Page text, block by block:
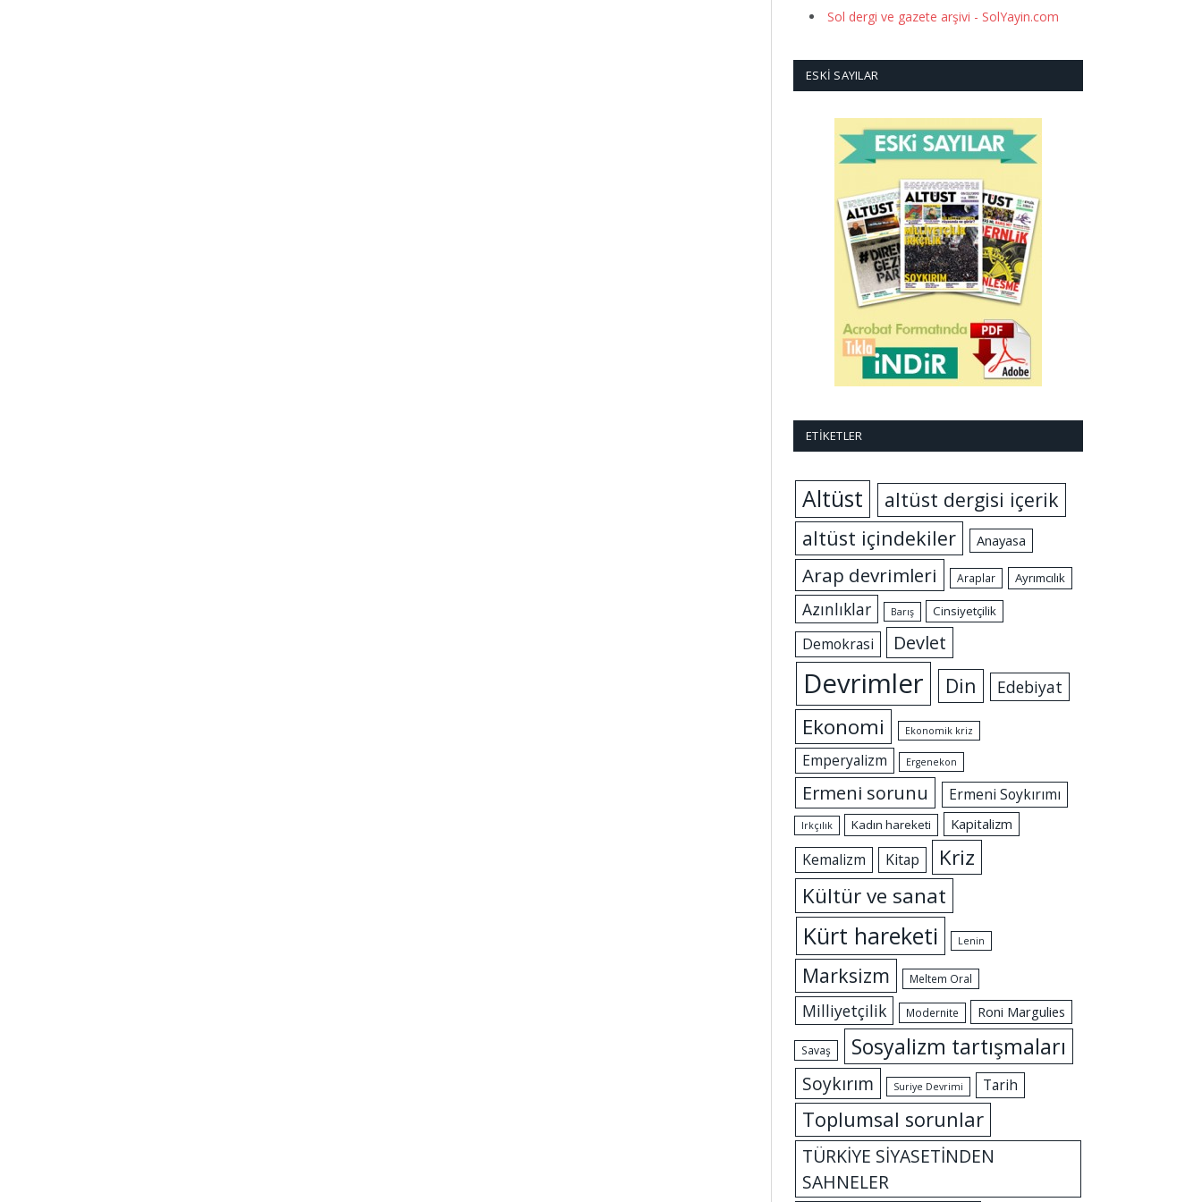
Sol dergi ve gazete arşivi - SolYayin.com
ESKI SAYILAR
ETIKETLER
Altüst
altüst dergisi içerik
altüst içindekiler
Anayasa
Arap devrimleri Araplar Ayrımcılık
Azınlıklar Barış Cinsiyetçilik
Demokrasi Devlet
Devrimler Din Edebiyat
Ekonomi Ekonomik kriz
Emperyalizm Ergenekon
Ermeni sorunu Ermeni Soykırımı
Irkçılık Kadın hareketi Kapitalizm
Kemalizm Kitap
Kriz
Kültür ve sanat
Kürt hareketi Lenin
Marksizm Meltem Oral
Milliyetçilik Modernite Roni Margulies
Savaş Sosyalizm tartışmaları
Soykırım Suriye Devrimi Tarih
Toplumsal sorunlar
TÜRKİYE SİYASETİNDEN
SAHNELER